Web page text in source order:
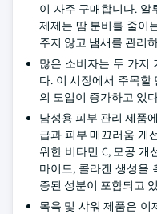
이 자주 구매합니다. 알
제제는 땀 분비를 줄이
주지 않고 냄새를 관리
많은 소비자는 두 가지
다. 이 시장에서 주목할
의 도입이 증가하고 있
남성용 피부 관리 제품
급과 피부 매끄러움 개
위한 비타민 C, 모공 개
마이드, 콜라겐 생성을
증된 성분이 포함되고
목욕 및 샤워 제품은 이